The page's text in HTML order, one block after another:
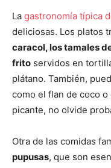
La gastronomía típica
deliciosas. Los platos
caracol, los tamales
frito servidos en
plátano. También,
como el flan de coco
picante, no olvide
Otra de las comidas
pupusas, que son